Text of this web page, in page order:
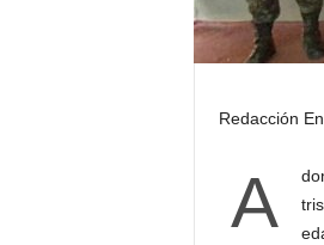
n
d
o
Redacción
A